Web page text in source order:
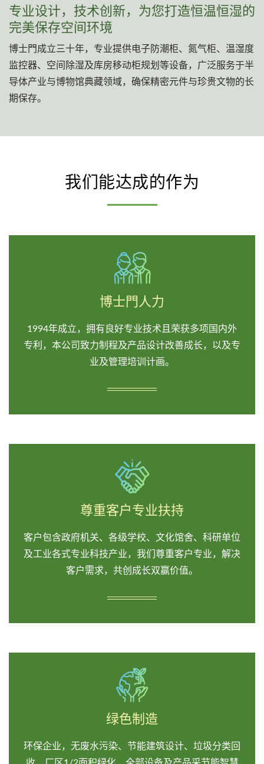
专业设计，技术创新，为您打造恒温恒湿的
完美保存空间环境
博士門成立三十年，专业提供电子防潮柜、氮气柜、温湿度
监控器、空间除湿及库房移动柜规划等设备，广泛服务于半
导体产业与博物馆典藏领域，确保精密元件与珍贵文物的长
期保存。
我们能达成的作为
博士門人力
1994年成立，拥有良好专业技术且荣获多项国内外
专利，本公司致力制程及产品设计改善成长，以及专
业及管理培训计画。
尊重客户专业扶持
客户包含政府机关、各级学校、文化馆舍、科研单位
及工业各式专业科技产业，我们尊重客户专业，解决
客户需求，共创成长双赢价值。
绿色制造
环保企业，无废水污染、节能建筑设计、垃圾分类回